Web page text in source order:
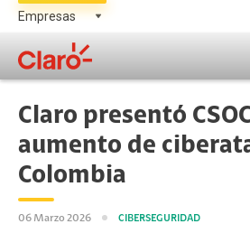
Claro presentó
aumento de
Colombia
06 Marzo 2026 CIBERSEGURIDAD